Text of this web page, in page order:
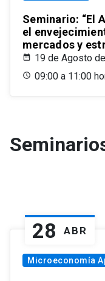
Seminario: “El
el
mercados y
19 de Agosto
09:00 a 11:00
28 ABR
Microeconomía